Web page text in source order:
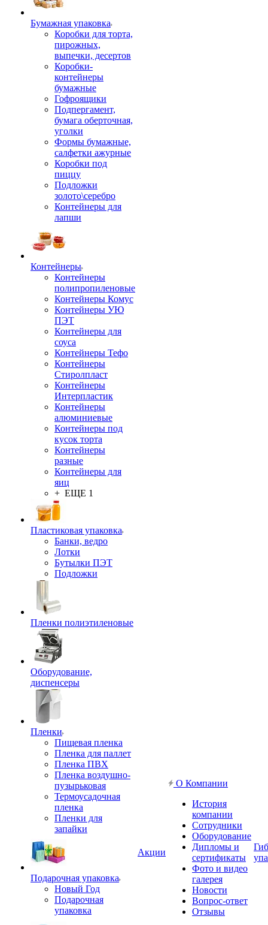
Бумажная упаковка
Коробки для торта,
пирожных,
выпечки, десертов
Коробки-
контейнеры
бумажные
Гофроящики
Подпергамент,
бумага оберточная,
уголки
Формы бумажные,
салфетки ажурные
Коробки под
пиццу
Подложки
золото\серебро
Контейнеры для
лапши
Контейнеры
Контейнеры
полипропиленовые
Контейнеры Комус
Контейнеры УЮ
ПЭТ
Контейнеры для
соуса
Контейнеры Тефо
Контейнеры
Стиролпласт
Контейнеры
Интерпластик
Контейнеры
алюминиевые
Контейнеры под
кусок торта
Контейнеры
разные
Контейнеры для
яиц
+ ЕЩЕ 1
Пластиковая упаковка
Банки, ведро
Лотки
Бутылки ПЭТ
Подложки
Пленки полиэтиленовые
Оборудование,
диспенсеры
Пленки
Пищевая пленка
Пленка для паллет
Пленка ПВХ
Пленка воздушно-
пузырьковая
Термоусадочная
пленка
Пленки для
запайки
Подарочная упаковка
Новый Год
Подарочная
упаковка
Акции
О Компании
История
компании
Сотрудники
Оборудование
Дипломы и
сертификаты
Фото и видео
галерея
Новости
Вопрос-ответ
Отзывы